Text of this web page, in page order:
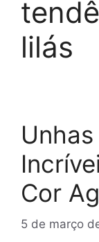
lilás
Cor
5 de março